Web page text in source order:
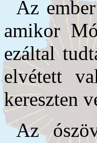
Az
amikor
ezáltal
elvétett
kereszten
Az